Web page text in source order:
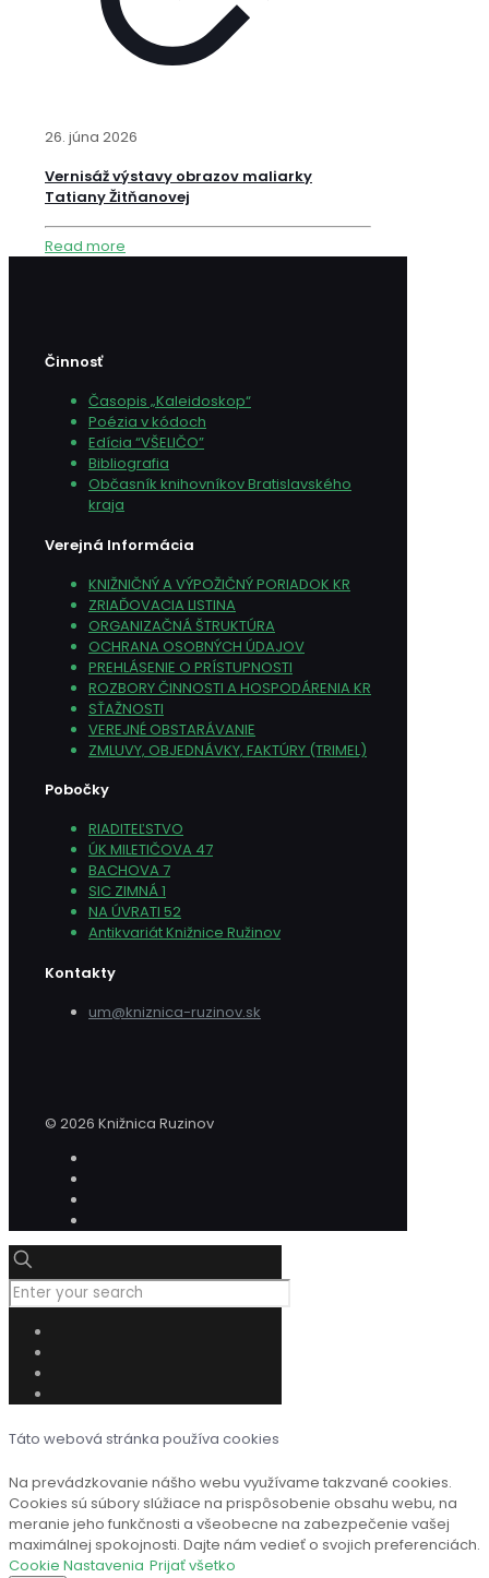
26. júna 2026
Vernisáž výstavy obrazov maliarky
Tatiany Žitňanovej
Read more
Činnosť
Časopis „Kaleidoskop“
Poézia v kódoch
Edícia “VŠELIČO”
Bibliografia
Občasník knihovníkov Bratislavského
kraja
Verejná Informácia
KNIŽNIČNÝ A VÝPOŽIČNÝ PORIADOK KR
ZRIAĎOVACIA LISTINA
ORGANIZAČNÁ ŠTRUKTÚRA
OCHRANA OSOBNÝCH ÚDAJOV
PREHLÁSENIE O PRÍSTUPNOSTI
ROZBORY ČINNOSTI A HOSPODÁRENIA KR
SŤAŽNOSTI
VEREJNÉ OBSTARÁVANIE
ZMLUVY, OBJEDNÁVKY, FAKTÚRY (TRIMEL)
Pobočky
RIADITEĽSTVO
ÚK MILETIČOVA 47
BACHOVA 7
SIC ZIMNÁ 1
NA ÚVRATI 52
Antikvariát Knižnice Ružinov
Kontakty
um@kniznica-ruzinov.sk
© 2026 Knižnica Ruzinov
Táto webová stránka používa cookies
Na prevádzkovanie nášho webu využívame takzvané cookies.
Cookies sú súbory slúžiace na prispôsobenie obsahu webu, na
meranie jeho funkčnosti a všeobecne na zabezpečenie vašej
maximálnej spokojnosti. Dajte nám vedieť o svojich preferenciách.
Cookie Nastavenia Prijať všetko